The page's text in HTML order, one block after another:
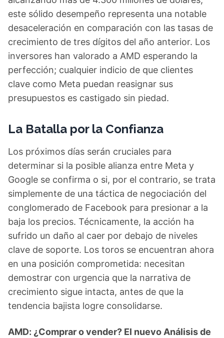
este sólido desempeño representa una notable
desaceleración en comparación con las tasas de
crecimiento de tres dígitos del año anterior. Los
inversores han valorado a AMD esperando la
perfección; cualquier indicio de que clientes
clave como Meta puedan reasignar sus
presupuestos es castigado sin piedad.
La Batalla por la Confianza
Los próximos días serán cruciales para
determinar si la posible alianza entre Meta y
Google se confirma o si, por el contrario, se trata
simplemente de una táctica de negociación del
conglomerado de Facebook para presionar a la
baja los precios. Técnicamente, la acción ha
sufrido un daño al caer por debajo de niveles
clave de soporte. Los toros se encuentran ahora
en una posición comprometida: necesitan
demostrar con urgencia que la narrativa de
crecimiento sigue intacta, antes de que la
tendencia bajista logre consolidarse.
AMD: ¿Comprar o vender? El nuevo Análisis de